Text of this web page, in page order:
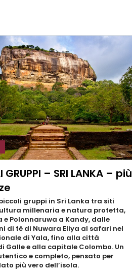
GRUPPI – SRI LANKA – più
gruppi in Sri Lanka tra siti
millenaria e natura protetta,
e Polonnaruwa a Kandy, dalle
di tè di Nuwara Eliya al safari nel
di Yala, fino alla città
Galle e alla capitale Colombo. Un
e completo, pensato per
più vero dell’isola.